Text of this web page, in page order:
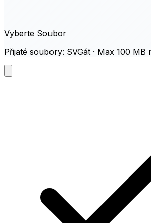
Vyberte Soubor
Přijaté soubory: SVGát · Max 100 MB